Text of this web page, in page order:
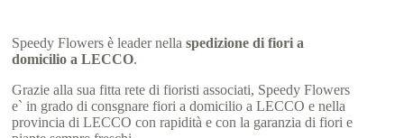
Speedy Flowers è leader nellaspedizione di fiori a
domicilio a LECCO.
Grazie alla sua fitta rete di fioristi associati, Speedy Flowers
e` in grado di consgnare fiori a domicilio a LECCO e nella
provincia di LECCO con rapidità e con la garanzia di fiori e